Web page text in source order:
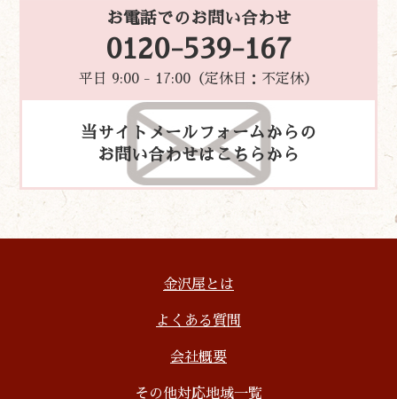
お電話でのお問い合わせ
0120-539-167
平日 9:00 - 17:00（定休日：不定休）
当サイトメールフォームからの
お問い合わせはこちらから
金沢屋とは
よくある質問
会社概要
その他対応地域一覧